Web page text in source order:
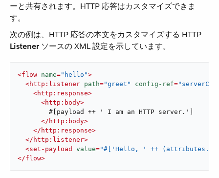
ーと共有されます。HTTP 応答はカスタマイズできま
す。
次の例は、HTTP 応答の本文をカスタマイズする HTTP ​
Listener​ ソースの XML 設定を示しています。
<flow name="hello">
<http:listener path="greet" config-ref=
<http:response>
<http:body>
        #[payload ++ ' I am an HTTP server.']
</ http:body>
</ http:response>
</ http:listener>
<set-payload value="#['Hello, ' ++
</flow>